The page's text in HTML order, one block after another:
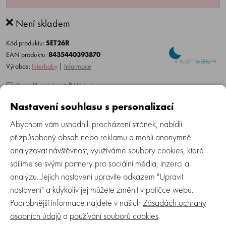
Není skladem
Kód produktu:SET26R
EAN produktu:8435440393870
Výrobce: Interbaby | Informace
Do oblíbených Hlídací pes
Více o produktu Recenze (0) Zeptejte se
Měkká sametová deka a lampička ve tvaru hvězdy pro
Vaše miminko, která zahřeje a pohladí jak doma v
postýlce, tak i na procházce v kočárku.
Lampička díky své hřejivé záři pomáhá miminku rychleji
Nastavení souhlasu s personalizací
Abychom vám usnadnili procházení stránek, nabídli
přizpůsobený obsah nebo reklamu a mohli anonymně
analyzovat návštěvnost, využíváme soubory cookies, které
sdílíme se svými partnery pro sociální média, inzerci a
analýzu. Jejich nastavení upravíte odkazem "Upravit
nastavení" a kdykoliv jej můžete změnit v patičce webu.
Podrobnější informace najdete v našich Zásadách ochrany
osobních údajů a používání souborů cookies.